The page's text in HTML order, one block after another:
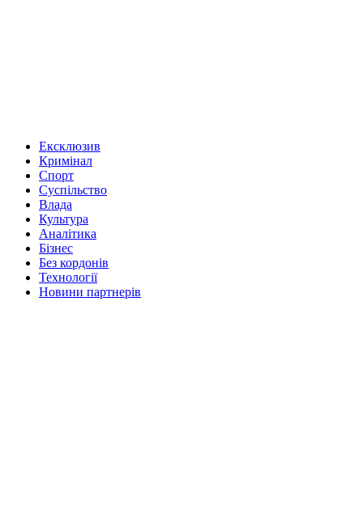
Ексклюзив
Кримінал
Спорт
Суспільство
Влада
Культура
Аналітика
Бізнес
Без кордонів
Технології
Новини партнерів